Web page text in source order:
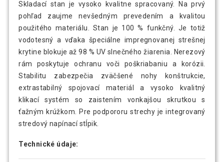
Skladací stan je vysoko kvalitne spracovaný. Na prvý
pohľad zaujme nevšedným prevedením a kvalitou
použitého materiálu. Stan je 100 % funkčný. Je totiž
vodotesný a vďaka špeciálne impregnovanej strešnej
krytine blokuje až 98 % UV slnečného žiarenia. Nerezový
rám poskytuje ochranu voči poškriabaniu a korózii.
Stabilitu zabezpečia zväčšené nohy konštrukcie,
extrastabilný spojovací materiál a vysoko kvalitný
klikací systém so zaistením vonkajšou skrutkou s
ťažným krúžkom. Pre podpororu strechy je integrovaný
stredový napínací stĺpik.
Technické údaje: